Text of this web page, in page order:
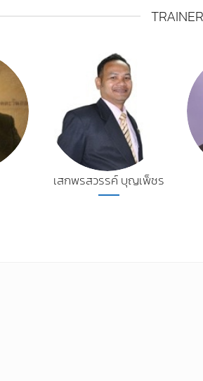
TRAINER
เสกพรสวรรค์ บุญเพ็ชร